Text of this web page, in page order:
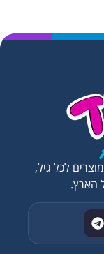
לכל גיל,
הארץ.